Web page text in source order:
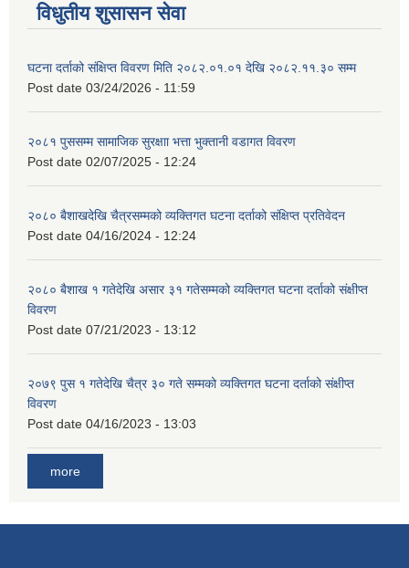
विधुतीय शुसासन सेवा
घटना दर्ताको संक्षिप्त विवरण मिति २०८२.०१.०१ देखि २०८२.११.३० सम्म
Post date 03/24/2026 - 11:59
२०८१ पुससम्म सामाजिक सुरक्षाा भत्ता भुक्तानी वडागत विवरण
Post date 02/07/2025 - 12:24
२०८० बैशाखदेखि चैत्रसम्मको व्यक्तिगत घटना दर्ताको संक्षिप्त प्रतिवेदन
Post date 04/16/2024 - 12:24
२०८० बैशाख १ गतेदेखि असार ३१ गतेसम्मको व्यक्तिगत घटना दर्ताको संक्षीप्त
विवरण
Post date 07/21/2023 - 13:12
२०७९ पुस १ गतेदेखि चैत्र ३० गते सम्मको व्यक्तिगत घटना दर्ताको संक्षीप्त
विवरण
Post date 04/16/2023 - 13:03
more